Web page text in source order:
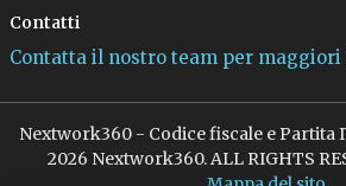
Contatti
Contatta il nostro team per
Nextwork360 - Codice fiscale e Partita
2026 Nextwork360. ALL RIGHTS